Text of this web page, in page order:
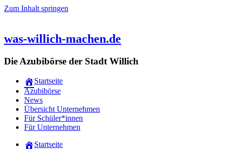
Zum Inhalt springen
was-willich-machen.de
Die Azubibörse der Stadt Willich
Startseite
Azubibörse
News
Übersicht Unternehmen
Für Schüler*innen
Für Unternehmen
Startseite